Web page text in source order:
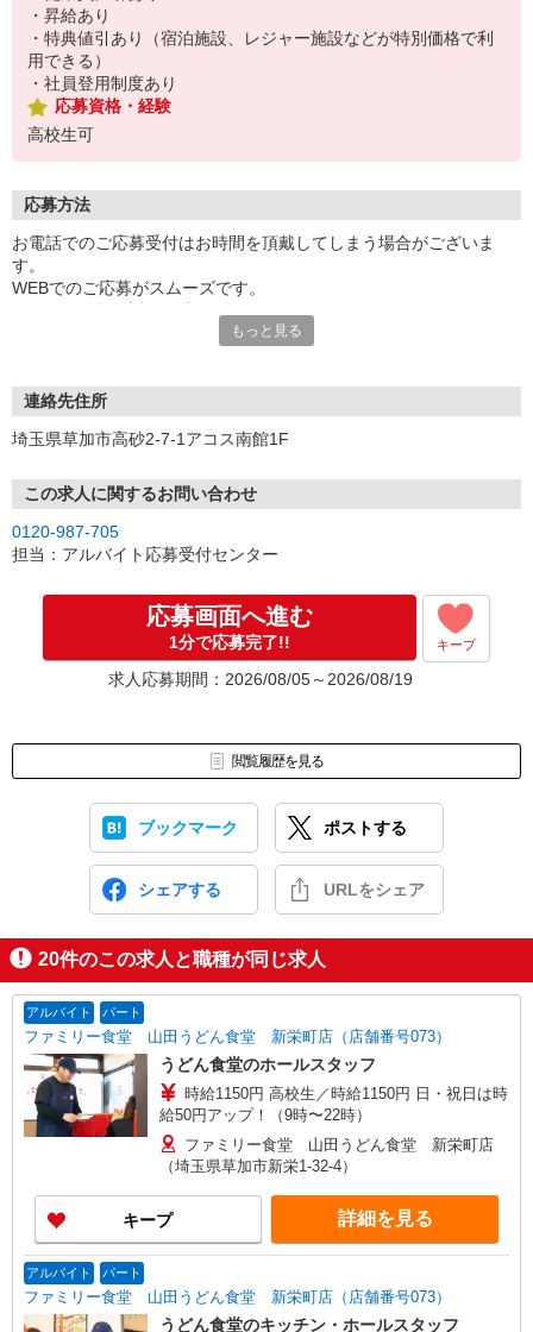
・昇給あり
・特典値引あり（宿泊施設、レジャー施設などが特別価格で利
用できる）
・社員登用制度あり
応募資格・経験
高校生可
応募方法
お電話でのご応募受付はお時間を頂戴してしまう場合がございま
す。
WEBでのご応募がスムーズです。
もっと見る
連絡先住所
埼玉県草加市高砂2-7-1アコス南館1F
この求人に関するお問い合わせ
0120-987-705
担当：アルバイト応募受付センター
応募画面へ進む
1分で応募完了!! キープ
求人応募期間：2026/08/05～2026/08/19
閲覧履歴を見る
ブックマーク ポストする
シェアする URLをシェア
20件のこの求人と職種が同じ求人
アルバイト パート
ファミリー食堂 山田うどん食堂 新栄町店（店舗番号073）
うどん食堂のホールスタッフ
時給1150円 高校生／時給1150円 日・祝日は時
給50円アップ！（9時〜22時）
ファミリー食堂 山田うどん食堂 新栄町店
（埼玉県草加市新栄1-32-4）
キープ 詳細を見る
アルバイト パート
ファミリー食堂 山田うどん食堂 新栄町店（店舗番号073）
うどん食堂のキッチン・ホールスタッフ